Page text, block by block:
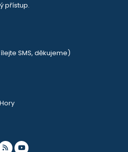
přístup.
SMS, děkujeme)